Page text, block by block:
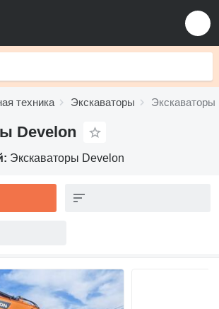
техника Экскаваторы Экскаваторы
Develon
Экскаваторы Develon